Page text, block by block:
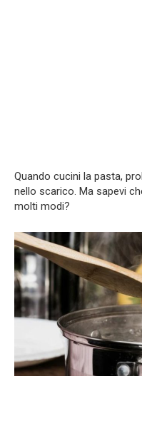
Quando cucini la pasta,
nello scarico. Ma sapevi
molti modi?